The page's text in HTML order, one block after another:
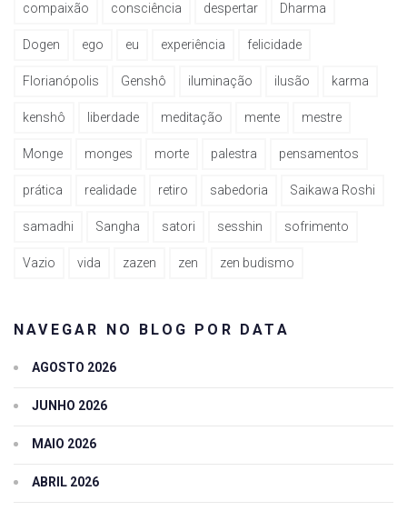
compaixão consciência despertar Dharma
Dogen ego eu experiência felicidade
Florianópolis Genshô iluminação ilusão karma
kenshô liberdade meditação mente mestre
Monge monges morte palestra pensamentos
prática realidade retiro sabedoria Saikawa Roshi
samadhi Sangha satori sesshin sofrimento
Vazio vida zazen zen zen budismo
NAVEGAR NO BLOG POR DATA
AGOSTO 2026
JUNHO 2026
MAIO 2026
ABRIL 2026